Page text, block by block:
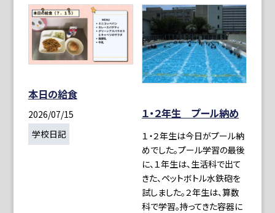
本日の給食
2026/07/15
学校日記
１・２年生 プール納め
１・２年生は今日がプール納
めでした。プール学習の最後
に、１年生は、生活科で出て
きた、ペットボトル水鉄砲を
試しました。２年生は、算数
科で学習。持ってきた容器に